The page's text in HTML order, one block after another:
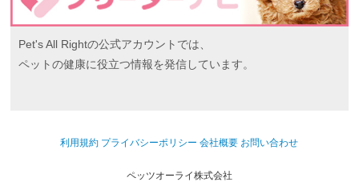
Pet's All Rightの公式アカウントでは、
ペットの健康に役立つ情報を発信しています。
利用規約 プライバシーポリシー 会社概要 お問い合わせ
ペッツオーライ株式会社